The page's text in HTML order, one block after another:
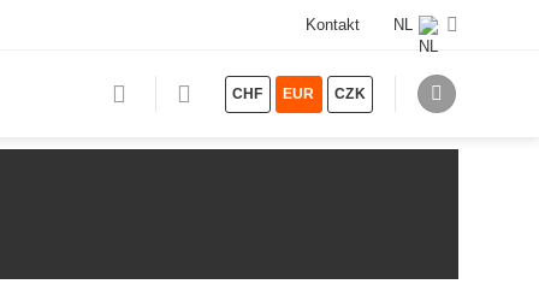
Kontakt NL
CHF EUR CZK